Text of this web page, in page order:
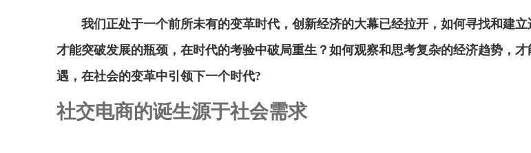
我们正处于一个前所未有的变革时代，创新经济的大幕已经拉开，如何寻找和建立
才能突破发展的瓶颈，在时代的考验中破局重生？如何观察和思考复杂的经济趋势，
遇，在社会的变革中引领下一个时代?
社交电商的诞生源于社会需求